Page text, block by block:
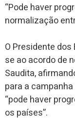
“Pode haver
normalização
O Presidente
se ao acordo de
Saudita,
para a
“pode ​​haver
os países”.